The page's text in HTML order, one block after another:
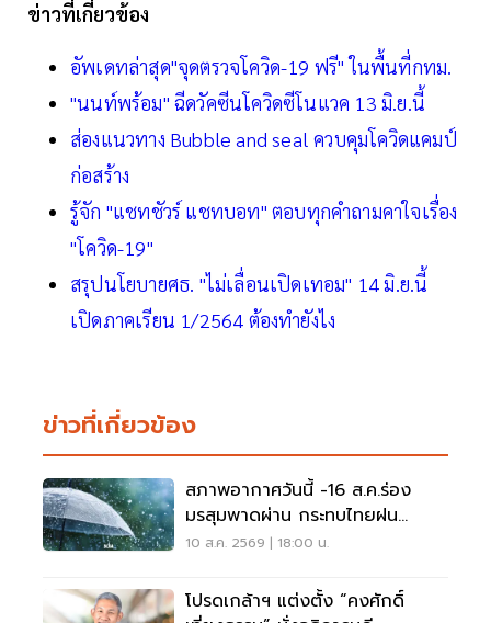
ข่าวที่เกี่ยวข้อง
อัพเดทล่าสุด"จุดตรวจโควิด-19 ฟรี" ในพื้นที่กทม.
"นนท์พร้อม" ฉีดวัคซีนโควิดซีโนแวค 13 มิ.ย.นี้
ส่องแนวทาง Bubble and seal ควบคุมโควิดแคมป์
ก่อสร้าง
รู้จัก "แชทชัวร์ แชทบอท" ตอบทุกคำถามคาใจเรื่อง
"โควิด-19"
สรุปนโยบายศธ. "ไม่เลื่อนเปิดเทอม" 14 มิ.ย.นี้
เปิดภาคเรียน 1/2564 ต้องทำยังไง
ข่าวที่เกี่ยวข้อง
สภาพอากาศวันนี้ -16 ส.ค.ร่อง
มรสุมพาดผ่าน กระทบไทยฝน
ตกหนักบางแห่ง
10 ส.ค. 2569 | 18:00 น.
โปรดเกล้าฯ แต่งตั้ง “คงศักดิ์